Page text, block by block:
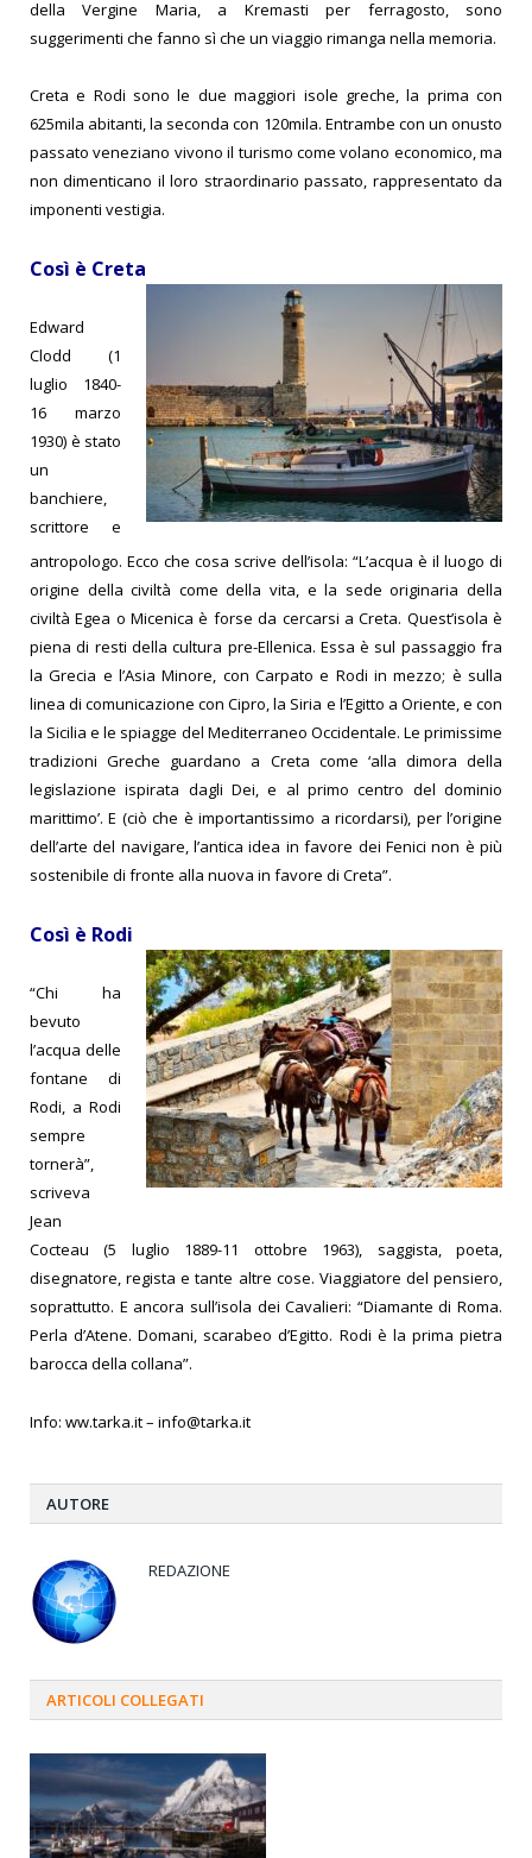
della Vergine Maria, a Kremasti per ferragosto, sono
suggerimenti che fanno sì che un viaggio rimanga nella memoria.
Creta e Rodi sono le due maggiori isole greche, la prima con
625mila abitanti, la seconda con 120mila. Entrambe con un onusto
passato veneziano vivono il turismo come volano economico, ma
non dimenticano il loro straordinario passato, rappresentato da
imponenti vestigia.
Così è Creta
Edward
Clodd (1
luglio 1840-
16 marzo
1930) è stato
un
banchiere,
scrittore e
antropologo. Ecco che cosa scrive dell’isola: “L’acqua è il luogo di
origine della civiltà come della vita, e la sede originaria della
civiltà Egea o Micenica è forse da cercarsi a Creta. Quest’isola è
piena di resti della cultura pre-Ellenica. Essa è sul passaggio fra
la Grecia e l’Asia Minore, con Carpato e Rodi in mezzo; è sulla
linea di comunicazione con Cipro, la Siria e l’Egitto a Oriente, e con
la Sicilia e le spiagge del Mediterraneo Occidentale. Le primissime
tradizioni Greche guardano a Creta come ‘alla dimora della
legislazione ispirata dagli Dei, e al primo centro del dominio
marittimo’. E (ciò che è importantissimo a ricordarsi), per l’origine
dell’arte del navigare, l’antica idea in favore dei Fenici non è più
sostenibile di fronte alla nuova in favore di Creta”.
Così è Rodi
“Chi ha
bevuto
l’acqua delle
fontane di
Rodi, a Rodi
sempre
tornerà”,
scriveva
Jean
Cocteau (5 luglio 1889-11 ottobre 1963), saggista, poeta,
disegnatore, regista e tante altre cose. Viaggiatore del pensiero,
soprattutto. E ancora sull’isola dei Cavalieri: “Diamante di Roma.
Perla d’Atene. Domani, scarabeo d’Egitto. Rodi è la prima pietra
barocca della collana”.
Info: ww.tarka.it – info@tarka.it
AUTORE
REDAZIONE
ARTICOLI COLLEGATI